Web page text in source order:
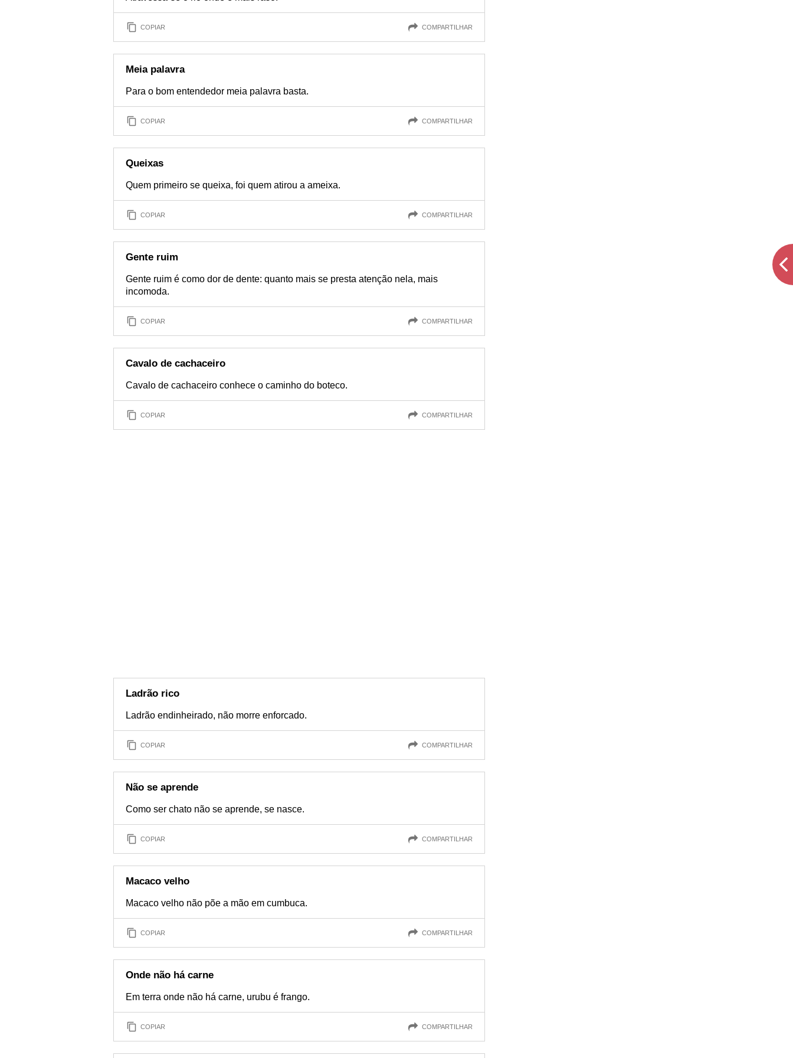
COPIAR COMPARTILHAR
Meia palavra
Para o bom entendedor meia palavra basta.
COPIAR COMPARTILHAR
Queixas
Quem primeiro se queixa, foi quem atirou a ameixa.
COPIAR COMPARTILHAR
Gente ruim
Gente ruim é como dor de dente: quanto mais se presta atenção nela, mais
incomoda.
COPIAR COMPARTILHAR
Cavalo de cachaceiro
Cavalo de cachaceiro conhece o caminho do boteco.
COPIAR COMPARTILHAR
Ladrão rico
Ladrão endinheirado, não morre enforcado.
COPIAR COMPARTILHAR
Não se aprende
Como ser chato não se aprende, se nasce.
COPIAR COMPARTILHAR
Macaco velho
Macaco velho não põe a mão em cumbuca.
COPIAR COMPARTILHAR
Onde não há carne
Em terra onde não há carne, urubu é frango.
COPIAR COMPARTILHAR